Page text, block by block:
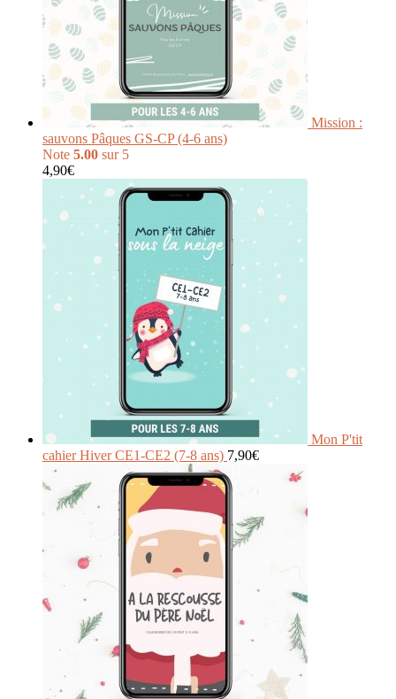
Mission :
sauvons Pâques GS-CP (4-6 ans)
Note 5.00 sur 5
4,90€
Mon P'tit
cahier Hiver CE1-CE2 (7-8 ans) 7,90€